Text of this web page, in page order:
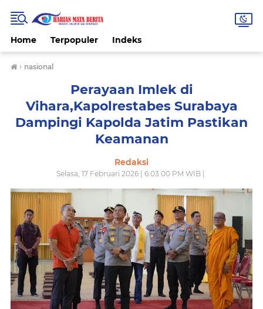
Home Terpopuler Indeks
› nasional
Perayaan Imlek di
Vihara,Kapolrestabes Surabaya
Dampingi Kapolda Jatim Pastikan
Keamanan
Redaksi
Selasa, 17 Februari 2026 | 6:03:00 PM WIB |